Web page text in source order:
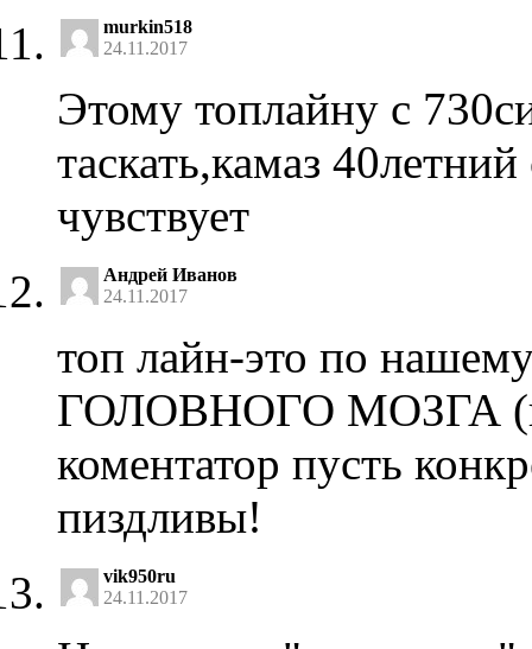
murkin518
24.11.2017
Этому топлайну с
таскать,камаз
чувствует
Андрей Иванов
24.11.2017
топ лайн-это по
ГОЛОВНОГО МОЗГА
коментатор пусть
пиздливы!
vik950ru
24.11.2017